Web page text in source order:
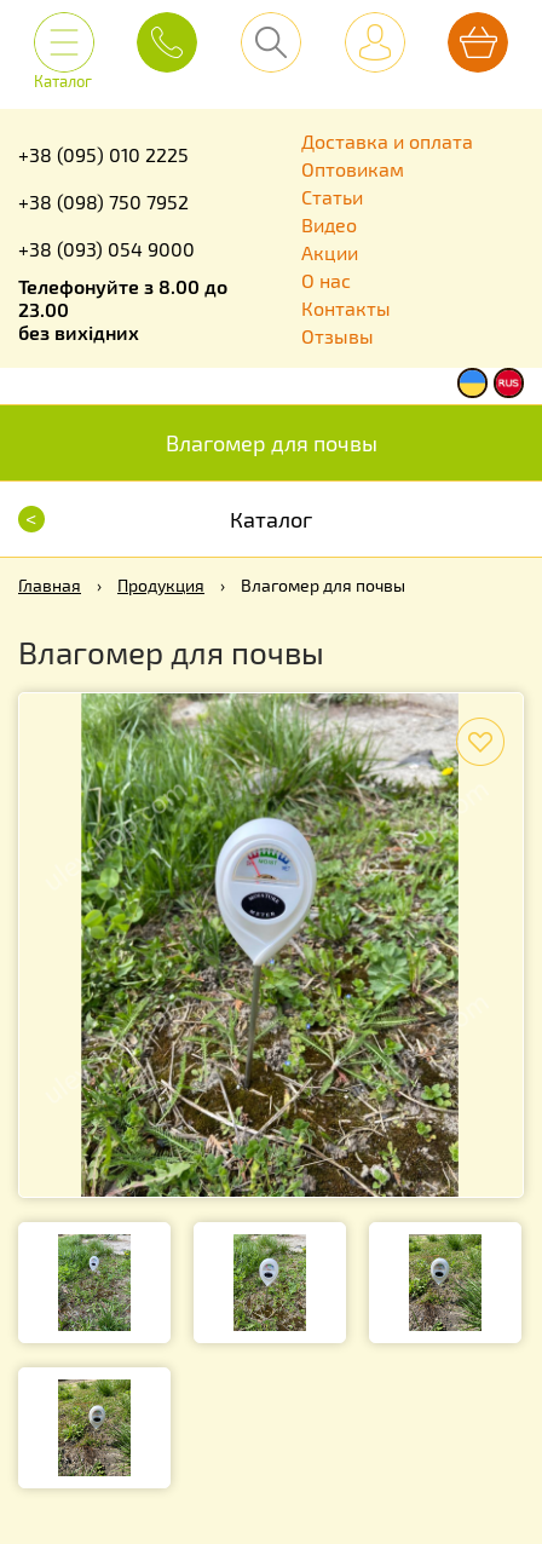
Каталог
+38 (095) 010 2225
+38 (098) 750 7952
+38 (093) 054 9000
Телефонуйте з 8.00 до
23.00
без вихідних
Доставка и оплата
Оптовикам
Статьи
Видео
Акции
О нас
Контакты
Отзывы
Влагомер для почвы
< Каталог
Главная › Продукция › Влагомер для почвы
Влагомер для почвы